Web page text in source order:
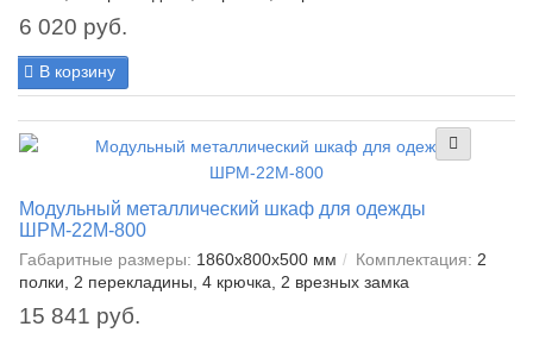
6 020 руб.
В корзину
Модульный металлический шкаф для одежды
ШРМ-22М-800
Габаритные размеры: 1860x800x500 мм Комплектация: 2
полки, 2 перекладины, 4 крючка, 2 врезных замка
15 841 руб.